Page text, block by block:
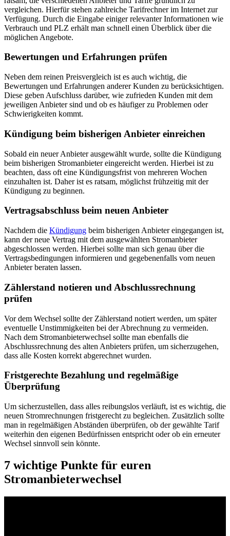
vergleichen. Hierfür stehen zahlreiche Tarifrechner im Internet zur
Verfügung. Durch die Eingabe einiger relevanter Informationen wie
Verbrauch und PLZ erhält man schnell einen Überblick über die
möglichen Angebote.
Bewertungen und Erfahrungen prüfen
Neben dem reinen Preisvergleich ist es auch wichtig, die
Bewertungen und Erfahrungen anderer Kunden zu berücksichtigen.
Diese geben Aufschluss darüber, wie zufrieden Kunden mit dem
jeweiligen Anbieter sind und ob es häufiger zu Problemen oder
Schwierigkeiten kommt.
Kündigung beim bisherigen Anbieter einreichen
Sobald ein neuer Anbieter ausgewählt wurde, sollte die Kündigung
beim bisherigen Stromanbieter eingereicht werden. Hierbei ist zu
beachten, dass oft eine Kündigungsfrist von mehreren Wochen
einzuhalten ist. Daher ist es ratsam, möglichst frühzeitig mit der
Kündigung zu beginnen.
Vertragsabschluss beim neuen Anbieter
Nachdem die Kündigung beim bisherigen Anbieter eingegangen ist,
kann der neue Vertrag mit dem ausgewählten Stromanbieter
abgeschlossen werden. Hierbei sollte man sich genau über die
Vertragsbedingungen informieren und gegebenenfalls vom neuen
Anbieter beraten lassen.
Zählerstand notieren und Abschlussrechnung
prüfen
Vor dem Wechsel sollte der Zählerstand notiert werden, um später
eventuelle Unstimmigkeiten bei der Abrechnung zu vermeiden.
Nach dem Stromanbieterwechsel sollte man ebenfalls die
Abschlussrechnung des alten Anbieters prüfen, um sicherzugehen,
dass alle Kosten korrekt abgerechnet wurden.
Fristgerechte Bezahlung und regelmäßige
Überprüfung
Um sicherzustellen, dass alles reibungslos verläuft, ist es wichtig, die
neuen Stromrechnungen fristgerecht zu begleichen. Zusätzlich sollte
man in regelmäßigen Abständen überprüfen, ob der gewählte Tarif
weiterhin den eigenen Bedürfnissen entspricht oder ob ein erneuter
Wechsel sinnvoll sein könnte.
7 wichtige Punkte für euren
Stromanbieterwechsel